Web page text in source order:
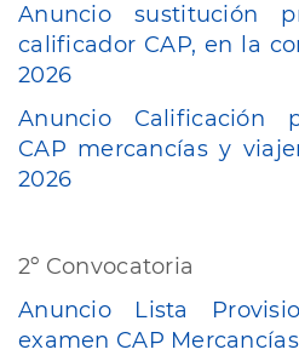
Anuncio sustitución
calificador CAP, en la
2026
Anuncio Calificación
CAP mercancías y
2026
2º Convocatoria
Anuncio Lista
examen CAP